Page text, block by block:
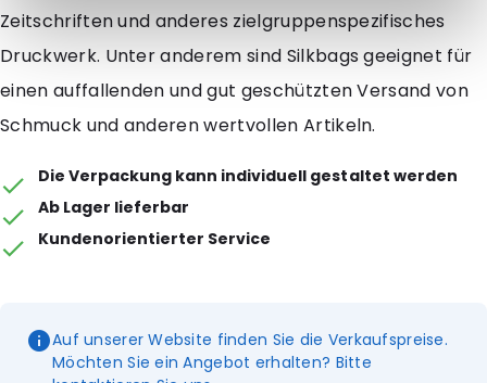
Zeitschriften und anderes zielgruppenspezifisches
Druckwerk. Unter anderem sind Silkbags geeignet für
einen auffallenden und gut geschützten Versand von
Schmuck und anderen wertvollen Artikeln.
Die Verpackung kann individuell gestaltet werden
Ab Lager lieferbar
Kundenorientierter Service
Auf unserer Website finden Sie die Verkaufspreise.
Möchten Sie ein Angebot erhalten? Bitte